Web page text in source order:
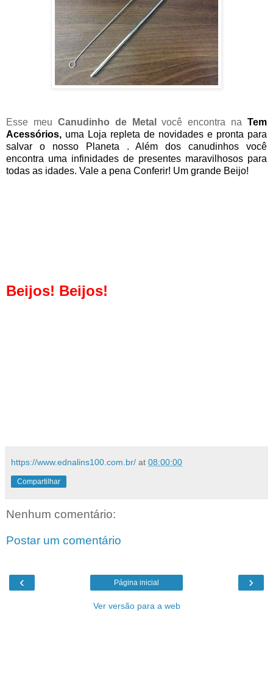
Esse meu Canudinho de Metalvocê encontra na Tem
Acessórios, uma Loja repleta de novidades e pronta para
salvar o nosso Planeta . Além dos canudinhos você
encontra uma infinidades de presentes maravilhosos para
todas as idades. Vale a pena Conferir! Um grande Beijo!
Beijos! Beijos!
https://www.ednalins100.com.br/ at 08:00:00
Compartilhar
Nenhum comentário:
Postar um comentário
‹ ›
Página inicial
Ver versão para a web